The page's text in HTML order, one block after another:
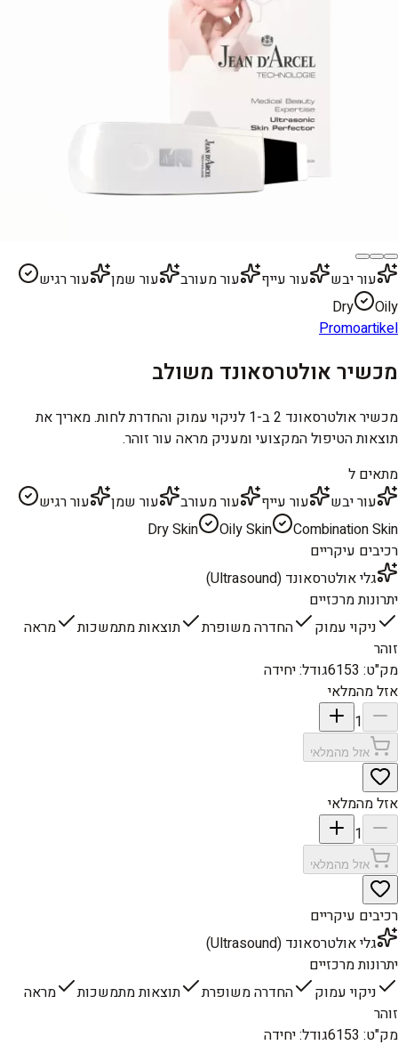
עור יבש עור עייף עור מעורב עור שמן
עור רגיש
Dry
Oily
Promoartikel
מכשיר אולטרסאונד משולב
מכשיר אולטרסאונד 2 ב-1 לניקוי עמוק והחדרת לחות. מאריך את
תוצאות הטיפול המקצועי ומעניק מראה עור זוהר.
מתאים ל
עור יבש
עור עייף עור מעורב עור שמן
עור רגיש
Dry Skin
Oily Skin
Combination Skin
רכיבים עיקריים
גלי אולטרסאונד (Ultrasound)
יתרונות מרכזיים
ניקוי עמוק
החדרה משופרת תוצאות מתמשכות
מראה
זוהר
מק"ט:
6153גודל:יחידה
אזל מהמלאי
1
אזל מהמלאי
אזל מהמלאי
1
אזל מהמלאי
רכיבים עיקריים
גלי אולטרסאונד (Ultrasound)
יתרונות מרכזיים
ניקוי עמוק
החדרה משופרת תוצאות מתמשכות
מראה
זוהר
מק"ט:
6153גודל:יחידה